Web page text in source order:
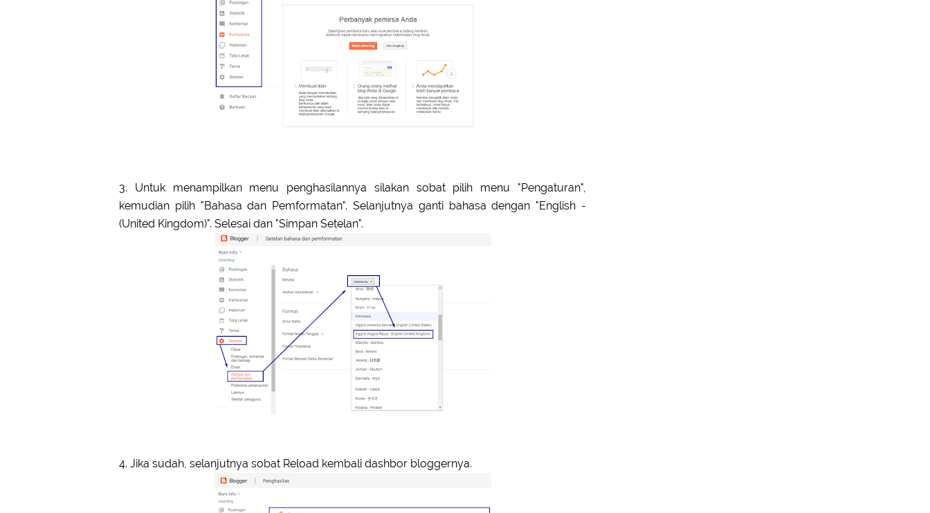
3. Untuk menampilkan menu penghasilannya silakan sobat pilih menu "Pengaturan",
kemudian pilih "Bahasa dan Pemformatan". Selanjutnya ganti bahasa dengan "English -
(United Kingdom)". Selesai dan "Simpan Setelan".
4. Jika sudah, selanjutnya sobat Reload kembali dashbor bloggernya.